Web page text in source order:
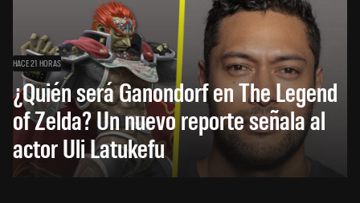
HACE 21 HORAS
¿Quién será Ganondorf en The Legend
of Zelda? Un nuevo reporte señala al
actor Uli Latukefu